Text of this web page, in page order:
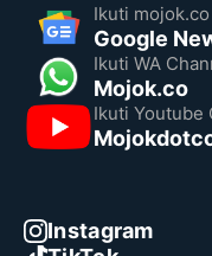
Ikuti
Google
Ikuti WA
Mojok.co
Ikuti Youtube
Instagram